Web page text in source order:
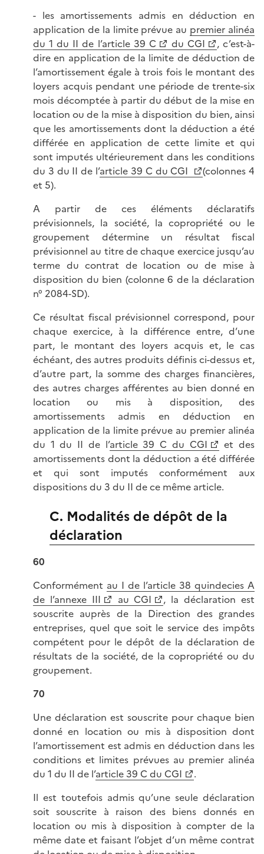
- les amortissements admis en déduction en
application de la limite prévue au premier alinéa
du 1 du II de l’article 39 C
du CGI
, c’est-à-
dire en application de la limite de déduction de
l’amortissement égale à trois fois le montant des
loyers acquis pendant une période de trente-six
mois décomptée à partir du début de la mise en
location ou de la mise à disposition du bien, ainsi
que les amortissements dont la déduction a été
différée en application de cette limite et qui
sont imputés ultérieurement dans les conditions
du 3 du II de l’article 39 C du CGI
(colonnes 4
et 5).
A partir de ces éléments déclaratifs
prévisionnels, la société, la copropriété ou le
groupement détermine un résultat fiscal
prévisionnel au titre de chaque exercice jusqu’au
terme du contrat de location ou de mise à
disposition du bien (colonne 6 de la déclaration
n° 2084-SD).
Ce résultat fiscal prévisionnel correspond, pour
chaque exercice, à la différence entre, d’une
part, le montant des loyers acquis et, le cas
échéant, des autres produits définis ci-dessus et,
d’autre part, la somme des charges financières,
des autres charges afférentes au bien donné en
location ou mis à disposition, des
amortissements admis en déduction en
application de la limite prévue au premier alinéa
du 1 du II de l’article 39 C du CGI
et des
amortissements dont la déduction a été différée
et qui sont imputés conformément aux
dispositions du 3 du II de ce même article.
C. Modalités de dépôt de la
déclaration
60
Conformément au I de l’article 38 quindecies A
de l’annexe III
au CGI
, la déclaration est
souscrite auprès de la Direction des grandes
entreprises, quel que soit le service des impôts
compétent pour le dépôt de la déclaration de
résultats de la société, de la copropriété ou du
groupement.
70
Une déclaration est souscrite pour chaque bien
donné en location ou mis à disposition dont
l’amortissement est admis en déduction dans les
conditions et limites prévues au premier alinéa
du 1 du II de l’article 39 C du CGI
.
Il est toutefois admis qu’une seule déclaration
soit souscrite à raison des biens donnés en
location ou mis à disposition à compter de la
même date et faisant l’objet d’un même contrat